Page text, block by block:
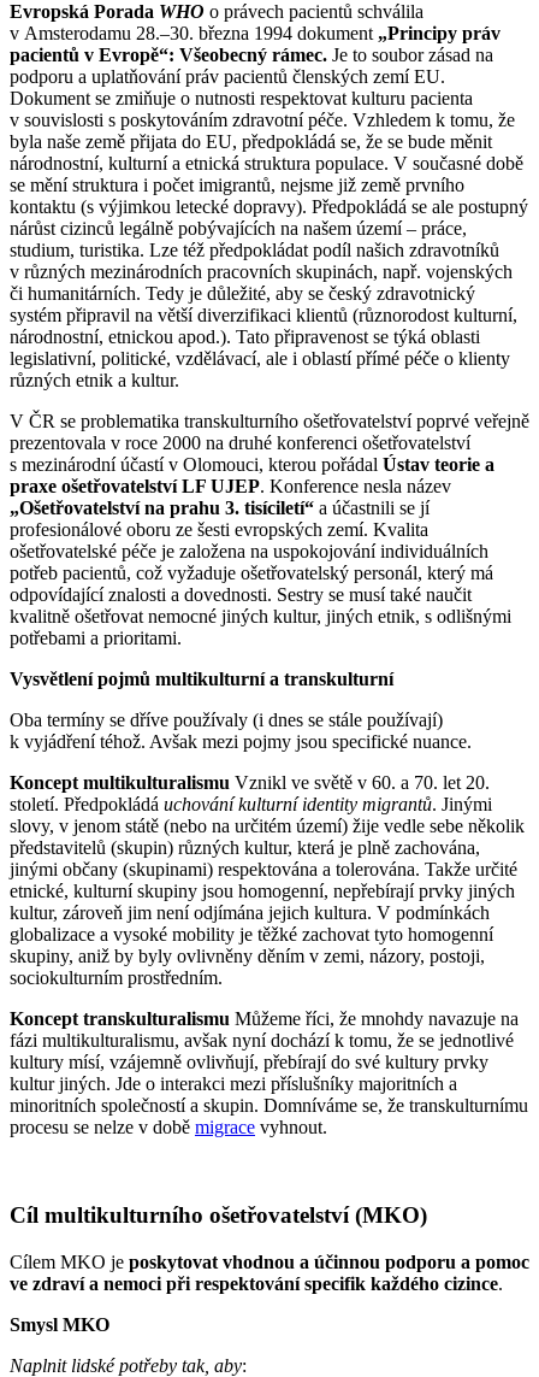
Evropská Porada WHO o právech pacientů schválila
v Amsterodamu 28.–30. března 1994 dokument „Principy práv
pacientů v Evropě“: Všeobecný rámec. Je to soubor zásad na
podporu a uplatňování práv pacientů členských zemí EU.
Dokument se zmiňuje o nutnosti respektovat kulturu pacienta
v souvislosti s poskytováním zdravotní péče. Vzhledem k tomu, že
byla naše země přijata do EU, předpokládá se, že se bude měnit
národnostní, kulturní a etnická struktura populace. V současné době
se mění struktura i počet imigrantů, nejsme již země prvního
kontaktu (s výjimkou letecké dopravy). Předpokládá se ale postupný
nárůst cizinců legálně pobývajících na našem území – práce,
studium, turistika. Lze též předpokládat podíl našich zdravotníků
v různých mezinárodních pracovních skupinách, např. vojenských
či humanitárních. Tedy je důležité, aby se český zdravotnický
systém připravil na větší diverzifikaci klientů (různorodost kulturní,
národnostní, etnickou apod.). Tato připravenost se týká oblasti
legislativní, politické, vzdělávací, ale i oblastí přímé péče o klienty
různých etnik a kultur.
V ČR se problematika transkulturního ošetřovatelství poprvé veřejně
prezentovala v roce 2000 na druhé konferenci ošetřovatelství
s mezinárodní účastí v Olomouci, kterou pořádal Ústav teorie a
praxe ošetřovatelství LF UJEP. Konference nesla název
„Ošetřovatelství na prahu 3. tisíciletí“ a účastnili se jí
profesionálové oboru ze šesti evropských zemí. Kvalita
ošetřovatelské péče je založena na uspokojování individuálních
potřeb pacientů, což vyžaduje ošetřovatelský personál, který má
odpovídající znalosti a dovednosti. Sestry se musí také naučit
kvalitně ošetřovat nemocné jiných kultur, jiných etnik, s odlišnými
potřebami a prioritami.
Vysvětlení pojmů multikulturní a transkulturní
Oba termíny se dříve používaly (i dnes se stále používají)
k vyjádření téhož. Avšak mezi pojmy jsou specifické nuance.
Koncept multikulturalismu Vznikl ve světě v 60. a 70. let 20.
století. Předpokládá uchování kulturní identity migrantů. Jinými
slovy, v jenom státě (nebo na určitém území) žije vedle sebe několik
představitelů (skupin) různých kultur, která je plně zachována,
jinými občany (skupinami) respektována a tolerována. Takže určité
etnické, kulturní skupiny jsou homogenní, nepřebírají prvky jiných
kultur, zároveň jim není odjímána jejich kultura. V podmínkách
globalizace a vysoké mobility je těžké zachovat tyto homogenní
skupiny, aniž by byly ovlivněny děním v zemi, názory, postoji,
sociokulturním prostředním.
Koncept transkulturalismu Můžeme říci, že mnohdy navazuje na
fázi multikulturalismu, avšak nyní dochází k tomu, že se jednotlivé
kultury mísí, vzájemně ovlivňují, přebírají do své kultury prvky
kultur jiných. Jde o interakci mezi příslušníky majoritních a
minoritních společností a skupin. Domníváme se, že transkulturnímu
procesu se nelze v době migrace vyhnout.
Cíl multikulturního ošetřovatelství (MKO)
Cílem MKO je poskytovat vhodnou a účinnou podporu a pomoc
ve zdraví a nemoci při respektování specifik každého cizince.
Smysl MKO
Naplnit lidské potřeby tak, aby: